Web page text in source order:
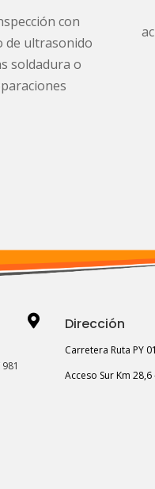
con
de ultrasonido
soldadura o
 Dirección
Carretera Ruta PY 01
Acceso Sur Km 28,6